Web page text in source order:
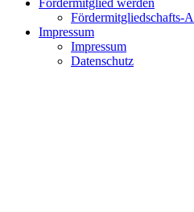
Fördermitgliedschafts-
Impressum
Impressum
Datenschutz